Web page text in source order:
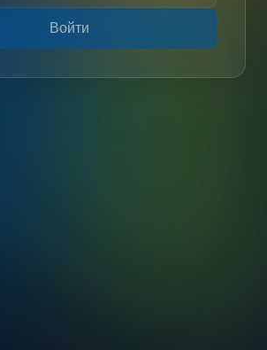
Войти